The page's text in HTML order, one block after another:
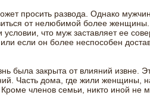
просить развода. Однако
от нелюбимой более
условии, что муж заставляет ее
если он более неспособен
была закрыта от влияний извне.
Часть дома, где жили женщины,
членов семьи, никто иной не